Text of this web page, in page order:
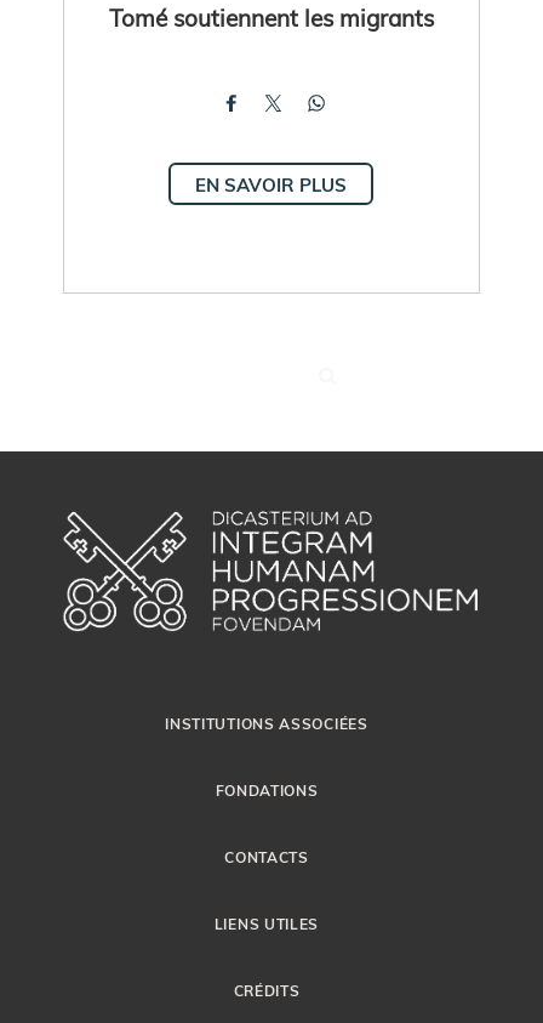
Tomé soutiennent les migrants
EN SAVOIR PLUS
INSTITUTIONS ASSOCIÉES
FONDATIONS
CONTACTS
LIENS UTILES
CRÉDITS